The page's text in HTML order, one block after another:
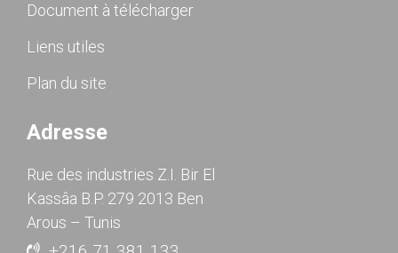
Document à télécharger
Liens utiles
Plan du site
Adresse
Rue des industries Z.I. Bir El
Kassâa B.P. 279 2013 Ben
Arous – Tunis